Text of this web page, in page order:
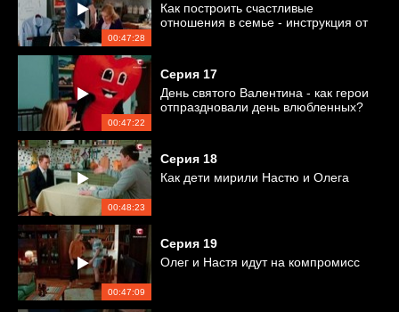
00:47:28
Как построить счастливые
отношения в семье - инструкция от
00:47:22
Серия 17
День святого Валентина - как герои
отпраздновали день влюбленных?
00:48:23
Серия 18
Как дети мирили Настю и Олега
00:47:09
Серия 19
Олег и Настя идут на компромисс